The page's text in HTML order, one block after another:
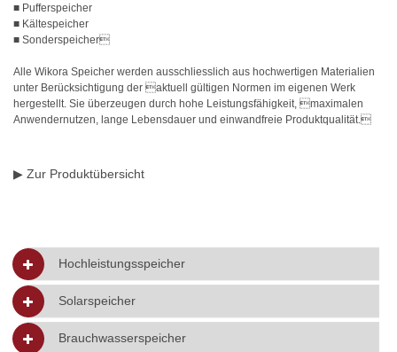
■ Pufferspeicher
■ Kältespeicher
■ Sonderspeicher
Alle Wikora Speicher werden ausschliesslich aus hochwertigen Materialien
unter Berücksichtigung der aktuell gültigen Normen im eigenen Werk
hergestellt. Sie überzeugen durch hohe Leistungsfähigkeit, maximalen
Anwendernutzen, lange Lebensdauer und einwandfreie Produktqualität.
▶ Zur Produktübersicht
Hochleistungsspeicher
Solarspeicher
Brauchwasserspeicher